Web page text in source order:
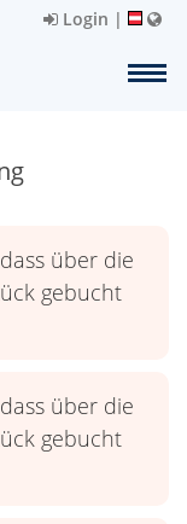
Login |
über die
gebucht
über die
gebucht